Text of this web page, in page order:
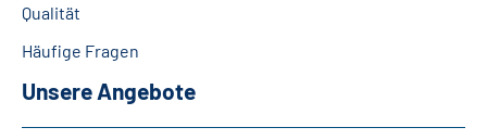
Leichte Sprache
Gebärdensprache
Qualität
Häufige Fragen
Unsere Angebote